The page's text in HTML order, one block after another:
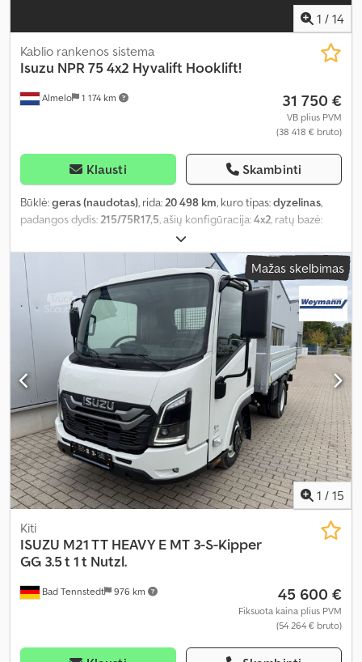
1 / 14
Almelo 1 174 km
Kablio rankenos sistema
Isuzu NPR 75 4x2 Hyvalift Hooklift!
31 750 €
VB plius PVM
(38 418 € bruto)
Klausti Skambinti
Būklė:geras (naudotas), rida: 20 498 km, kuro tipas:dyzelinas,
padangos dydis: 215/75R17,5 , ašių konfigūracija:4x2 , ratų bazė:
, spalva:
dieninė kabina, pavaros tipas:mechaninis, emisijos klasė:Euro 6,
leistina ašies apkrova (ašis 1):3 100 kg, leistina ašies apkrova (ašis
2):
, Gamybos metai: , Įranga:AdBlue, centrinis
užraktas, elektrinis langų reguliavimas, oro kondicionavimas,
Mažas skelbimas
1 / 15
Bad Tennstedt 976 km
Kiti
ISUZU M21 TT HEAVY E MT 3-S-Kipper
GG 3.5 t 1 t Nutzl.
45 600 €
Fiksuota kaina plius PVM
(54 264 € bruto)